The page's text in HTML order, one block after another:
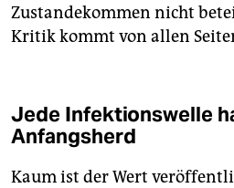
Zustandekommen nicht
Kritik kommt von allen
Jede Infektionswelle
Anfangsherd
Kaum ist der Wert